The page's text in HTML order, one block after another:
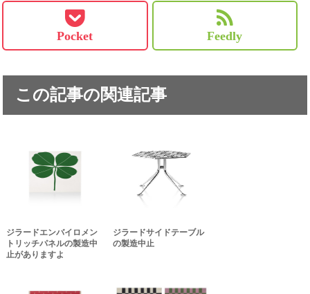
Pocket Feedly
この記事の関連記事
ジラードエンバイロメン
トリッチパネルの製造中
止がありますよ
ジラードサイドテーブル
の製造中止